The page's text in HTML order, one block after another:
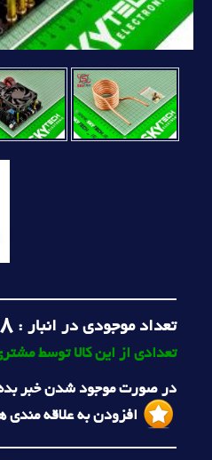
تعداد موجودی در انبار :8
تعدادی از این کالا توسط
در صورت موجود شدن خبر
افزودن به علاقه مندی